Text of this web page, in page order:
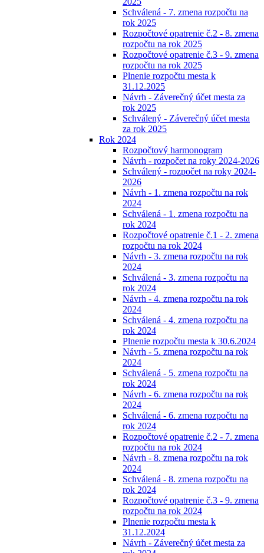
Schválená - 7. zmena rozpočtu na
rok 2025
Rozpočtové opatrenie č.2 - 8. zmena
rozpočtu na rok 2025
Rozpočtové opatrenie č.3 - 9. zmena
rozpočtu na rok 2025
Plnenie rozpočtu mesta k
31.12.2025
Návrh - Záverečný účet mesta za
rok 2025
Schválený - Záverečný účet mesta
za rok 2025
Rok 2024
Rozpočtový harmonogram
Návrh - rozpočet na roky 2024-2026
Schválený - rozpočet na roky 2024-
2026
Návrh - 1. zmena rozpočtu na rok
2024
Schválená - 1. zmena rozpočtu na
rok 2024
Rozpočtové opatrenie č.1 - 2. zmena
rozpočtu na rok 2024
Návrh - 3. zmena rozpočtu na rok
2024
Schválená - 3. zmena rozpočtu na
rok 2024
Návrh - 4. zmena rozpočtu na rok
2024
Schválená - 4. zmena rozpočtu na
rok 2024
Plnenie rozpočtu mesta k 30.6.2024
Návrh - 5. zmena rozpočtu na rok
2024
Schválená - 5. zmena rozpočtu na
rok 2024
Návrh - 6. zmena rozpočtu na rok
2024
Schválená - 6. zmena rozpočtu na
rok 2024
Rozpočtové opatrenie č.2 - 7. zmena
rozpočtu na rok 2024
Návrh - 8. zmena rozpočtu na rok
2024
Schválená - 8. zmena rozpočtu na
rok 2024
Rozpočtové opatrenie č.3 - 9. zmena
rozpočtu na rok 2024
Plnenie rozpočtu mesta k
31.12.2024
Návrh - Záverečný účet mesta za